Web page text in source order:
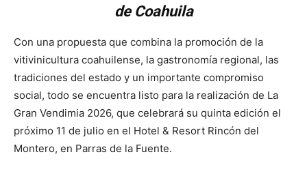
de Coahuila
Con una propuesta que combina la promoción de la
vitivinicultura coahuilense, la gastronomía regional, las
tradiciones del estado y un importante compromiso
social, todo se encuentra listo para la realización de La
Gran Vendimia 2026, que celebrará su quinta edición el
próximo 11 de julio en el Hotel & Resort Rincón del
Montero, en Parras de la Fuente.